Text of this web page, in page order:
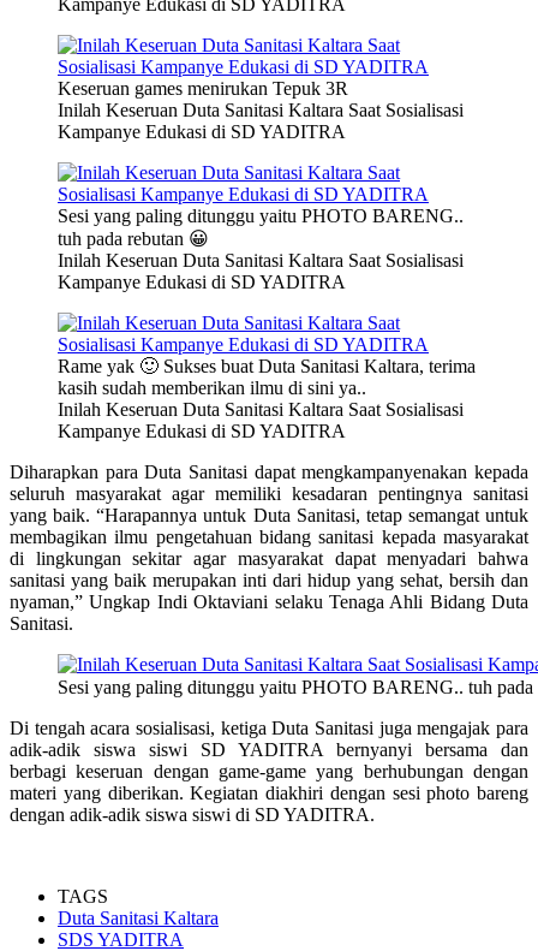
Keseruan games menirukan Tepuk 3R
Inilah Keseruan Duta Sanitasi Kaltara Saat Sosialisasi
Kampanye Edukasi di SD YADITRA
Sesi yang paling ditunggu yaitu PHOTO BARENG..
tuh pada rebutan 😀
Inilah Keseruan Duta Sanitasi Kaltara Saat Sosialisasi
Kampanye Edukasi di SD YADITRA
Rame yak 🙂 Sukses buat Duta Sanitasi Kaltara, terima
kasih sudah memberikan ilmu di sini ya..
Inilah Keseruan Duta Sanitasi Kaltara Saat Sosialisasi
Kampanye Edukasi di SD YADITRA
Diharapkan para Duta Sanitasi dapat mengkampanyenakan kepada
seluruh masyarakat agar memiliki kesadaran pentingnya sanitasi
yang baik. “Harapannya untuk Duta Sanitasi, tetap semangat untuk
membagikan ilmu pengetahuan bidang sanitasi kepada masyarakat
di lingkungan sekitar agar masyarakat dapat menyadari bahwa
sanitasi yang baik merupakan inti dari hidup yang sehat, bersih dan
nyaman,” Ungkap Indi Oktaviani selaku Tenaga Ahli Bidang Duta
Sanitasi.
Sesi yang paling ditunggu yaitu PHOTO BARENG.. tuh pada
Di tengah acara sosialisasi, ketiga Duta Sanitasi juga mengajak para
adik-adik siswa siswi SD YADITRA bernyanyi bersama dan
berbagi keseruan dengan game-game yang berhubungan dengan
materi yang diberikan. Kegiatan diakhiri dengan sesi photo bareng
dengan adik-adik siswa siswi di SD YADITRA.
TAGS
Duta Sanitasi Kaltara
SDS YADITRA